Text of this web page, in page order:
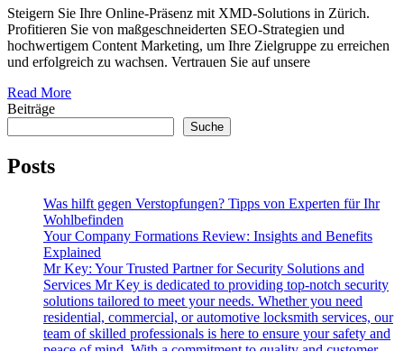
Steigern Sie Ihre Online-Präsenz mit XMD-Solutions in Zürich.
Profitieren Sie von maßgeschneiderten SEO-Strategien und
hochwertigem Content Marketing, um Ihre Zielgruppe zu erreichen
und erfolgreich zu wachsen. Vertrauen Sie auf unsere
Read More
Beiträge
Suche
Posts
Was hilft gegen Verstopfungen? Tipps von Experten für Ihr
Wohlbefinden
Your Company Formations Review: Insights and Benefits
Explained
Mr Key: Your Trusted Partner for Security Solutions and
Services Mr Key is dedicated to providing top-notch security
solutions tailored to meet your needs. Whether you need
residential, commercial, or automotive locksmith services, our
team of skilled professionals is here to ensure your safety and